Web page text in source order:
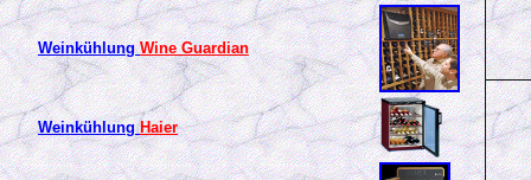
WeinkühlungWine Guardian
WeinkühlungHaier